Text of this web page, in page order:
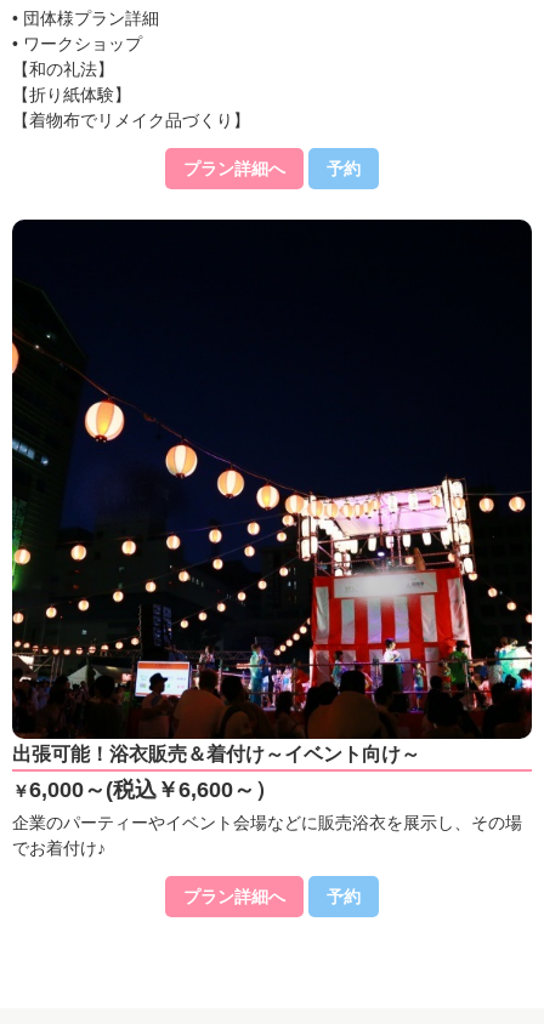
• 団体様プラン詳細
• ワークショップ
【和の礼法】
【折り紙体験】
【着物布でリメイク品づくり】
プラン詳細へ 予約
出張可能！浴衣販売＆着付け～イベント向け～
￥6,000～(税込￥6,600～）
企業のパーティーやイベント会場などに販売浴衣を展示し、その場
でお着付け♪
プラン詳細へ 予約